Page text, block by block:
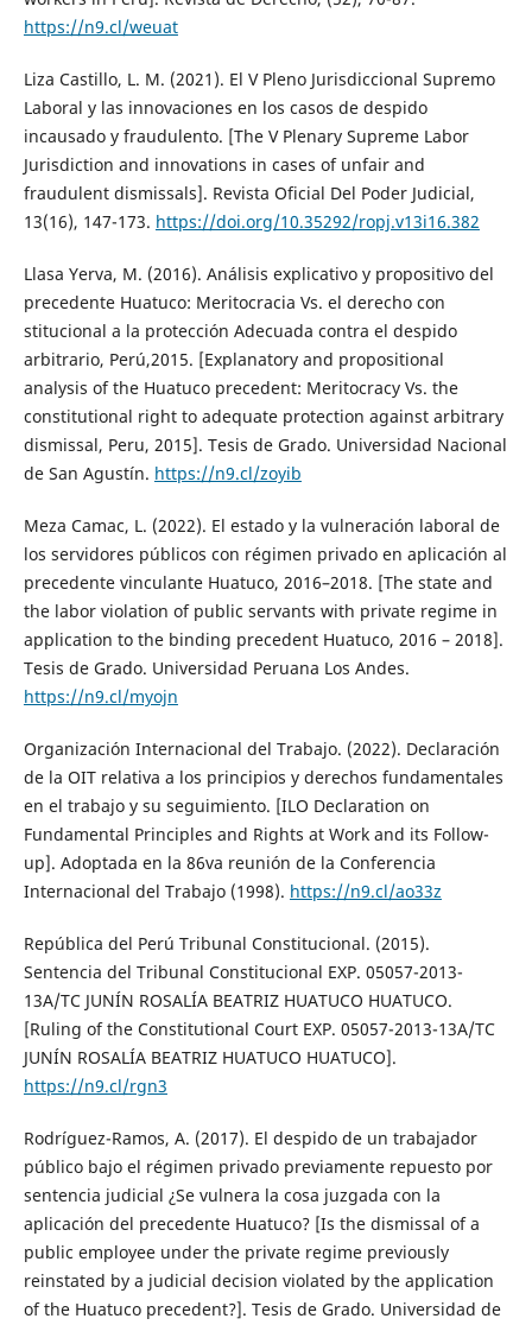
https://n9.cl/weuat
Liza Castillo, L. M. (2021). El V Pleno Jurisdiccional Supremo
Laboral y las innovaciones en los casos de despido
incausado y fraudulento. [The V Plenary Supreme Labor
Jurisdiction and innovations in cases of unfair and
fraudulent dismissals]. Revista Oficial Del Poder Judicial,
13(16), 147-173. https://doi.org/10.35292/ropj.v13i16.382
Llasa Yerva, M. (2016). Análisis explicativo y propositivo del
precedente Huatuco: Meritocracia Vs. el derecho con
stitucional a la protección Adecuada contra el despido
arbitrario, Perú,2015. [Explanatory and propositional
analysis of the Huatuco precedent: Meritocracy Vs. the
constitutional right to adequate protection against arbitrary
dismissal, Peru, 2015]. Tesis de Grado. Universidad Nacional
de San Agustín. https://n9.cl/zoyib
Meza Camac, L. (2022). El estado y la vulneración laboral de
los servidores públicos con régimen privado en aplicación al
precedente vinculante Huatuco, 2016–2018. [The state and
the labor violation of public servants with private regime in
application to the binding precedent Huatuco, 2016 – 2018].
Tesis de Grado. Universidad Peruana Los Andes.
https://n9.cl/myojn
Organización Internacional del Trabajo. (2022). Declaración
de la OIT relativa a los principios y derechos fundamentales
en el trabajo y su seguimiento. [ILO Declaration on
Fundamental Principles and Rights at Work and its Follow-
up]. Adoptada en la 86va reunión de la Conferencia
Internacional del Trabajo (1998). https://n9.cl/ao33z
República del Perú Tribunal Constitucional. (2015).
Sentencia del Tribunal Constitucional EXP. 05057-2013-
13A/TC JUNÍN ROSALÍA BEATRIZ HUATUCO HUATUCO.
[Ruling of the Constitutional Court EXP. 05057-2013-13A/TC
JUNÍN ROSALÍA BEATRIZ HUATUCO HUATUCO].
https://n9.cl/rgn3
Rodríguez-Ramos, A. (2017). El despido de un trabajador
público bajo el régimen privado previamente repuesto por
sentencia judicial ¿Se vulnera la cosa juzgada con la
aplicación del precedente Huatuco? [Is the dismissal of a
public employee under the private regime previously
reinstated by a judicial decision violated by the application
of the Huatuco precedent?]. Tesis de Grado. Universidad de